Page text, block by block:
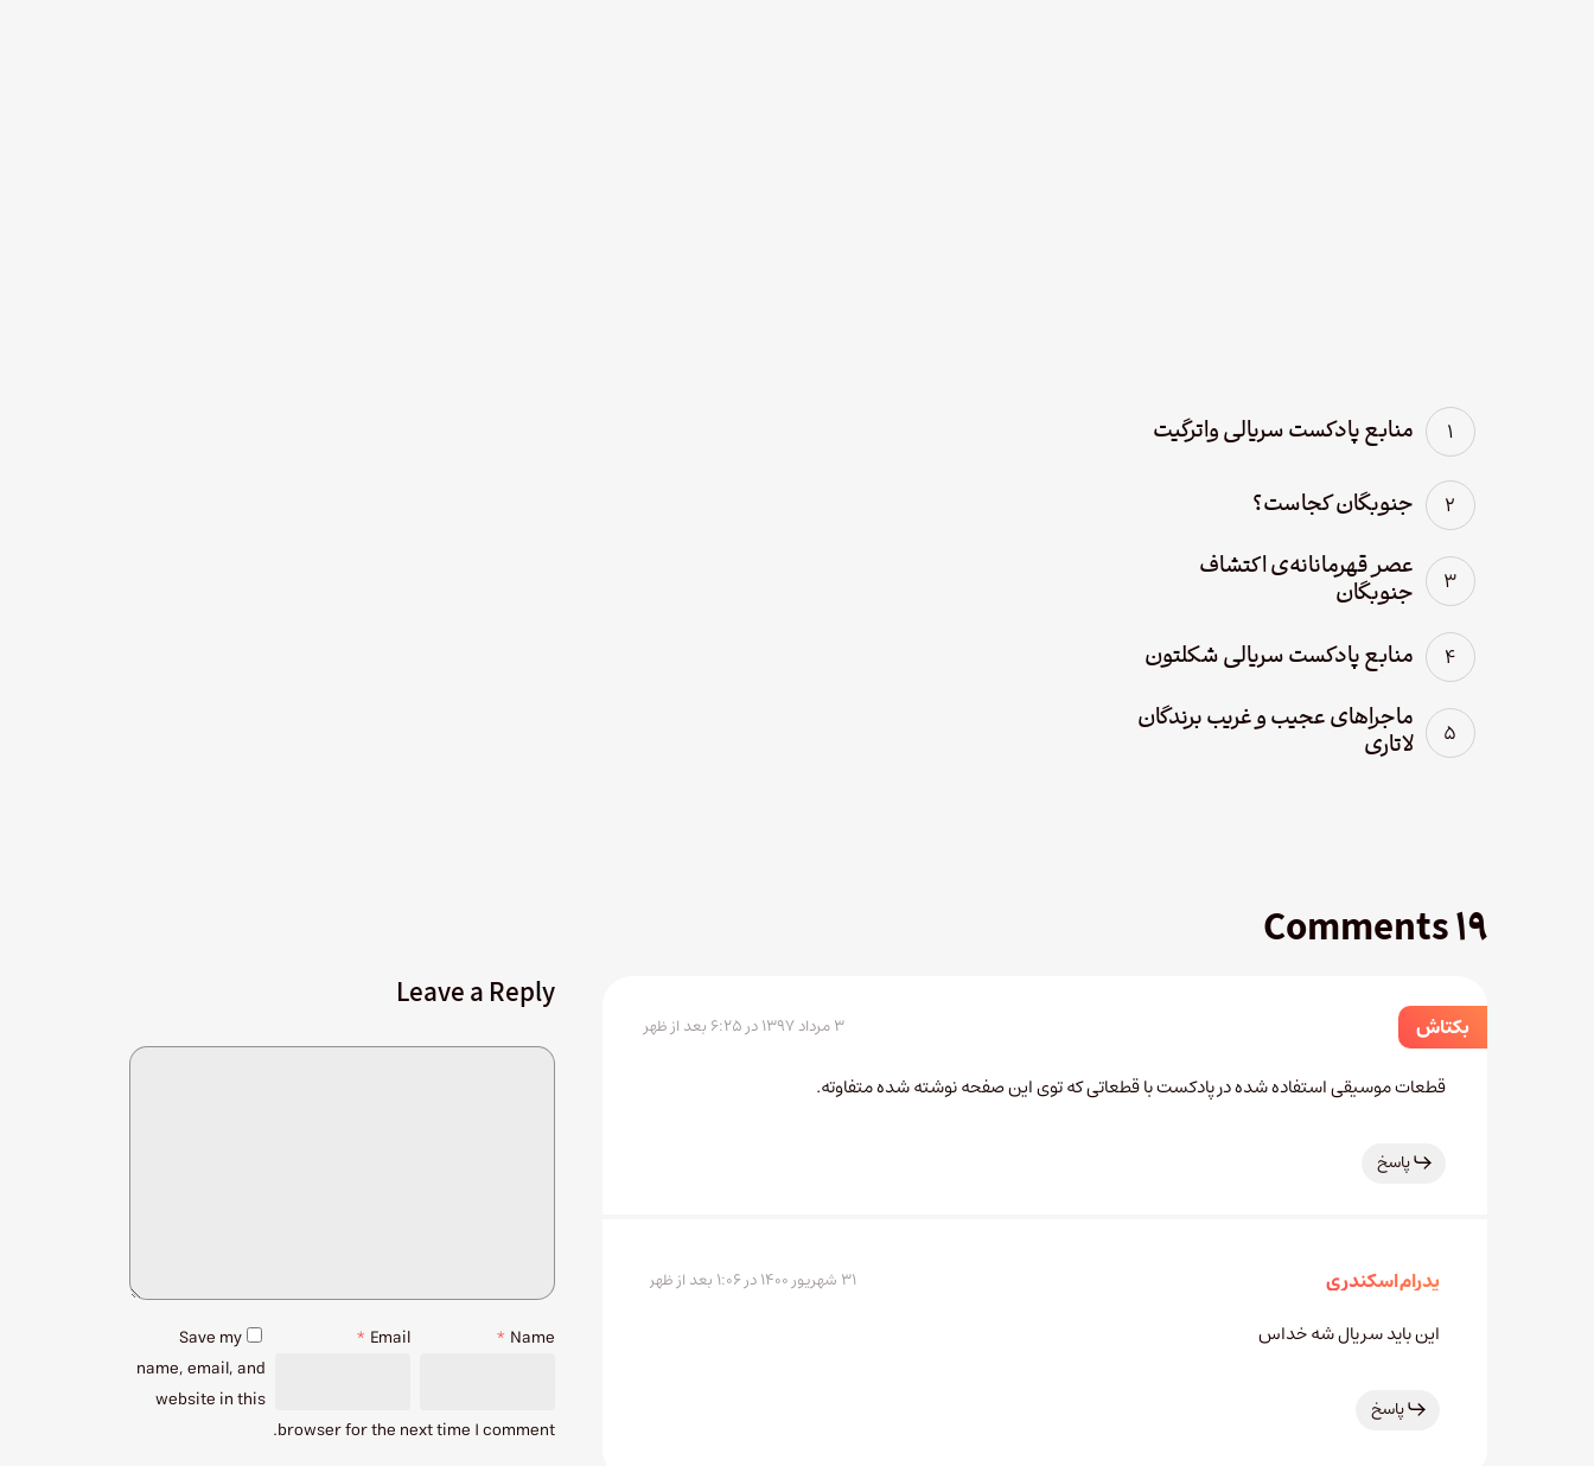
منابع پادکست سریالی واترگیت
جنوبگان کجاست؟
عصر قهرمانانه‌ی اکتشاف
جنوبگان
منابع پادکست سریالی شکلتون
ماجراهای عجیب و غریب برندگان
لاتاری
۱۹ Comments
بکتاش ۳ مرداد ۱۳۹۷ در ۶:۲۵ بعد از ظهر
قطعات موسیقی استفاده شده در پادکست با قطعاتی که توی این صفحه نوشته شده متفاوته.
پاسخ
پدرام اسکندری ۳۱ شهریور ۱۴۰۰ در ۱:۰۶ بعد از ظهر
این باید سریال شه خداس
پاسخ
Leave a Reply
Name
*
Email
*
Save my
name, email, and
website in this
browser for the next time I comment.